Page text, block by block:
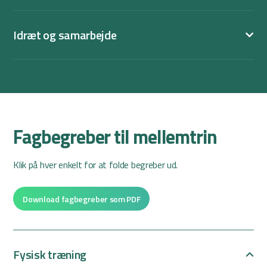
Idræt og samarbejde
Fagbegreber til mellemtrin
Klik på hver enkelt for at folde begreber ud.
Download fagbegreber som PDF
Fysisk træning